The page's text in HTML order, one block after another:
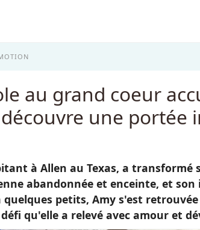
au grand coeur
une portée
à Allen au Texas, a transformé
abandonnée et enceinte, et
quelques petits, Amy s'est
qu'elle a relevé avec amour et